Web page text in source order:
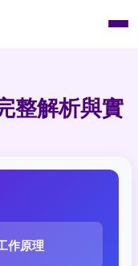
整解析與實
作原理